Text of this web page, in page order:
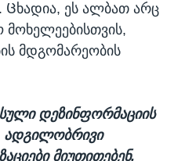
Ცხადია, ეს ალბათ არც
მოხელეებისთვის,
მდგომარეობის
დეზინფორმაციის
ადგილობრივი
მიუთითებენ,